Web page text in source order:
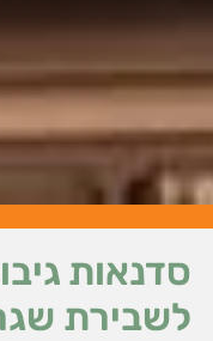
סדנאות
לשבירת